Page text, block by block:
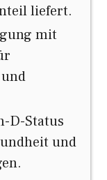
liefert.
mit
D-Status
und